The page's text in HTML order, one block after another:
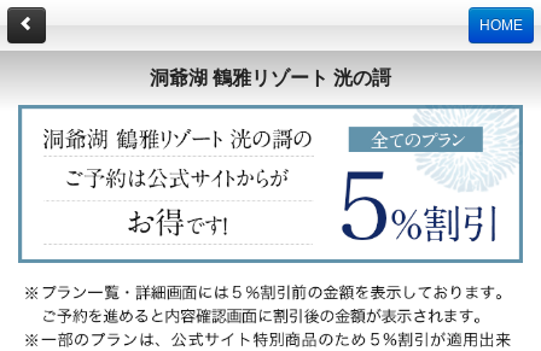
HOME
洞爺湖 鶴雅リゾート 洸の謌